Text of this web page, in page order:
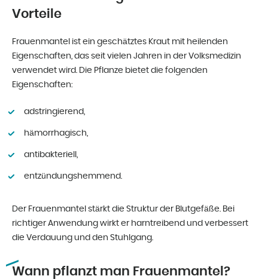
Vorteile
Frauenmantel ist ein geschätztes Kraut mit heilenden
Eigenschaften, das seit vielen Jahren in der Volksmedizin
verwendet wird. Die Pflanze bietet die folgenden
Eigenschaften:
adstringierend,
hämorrhagisch,
antibakteriell,
entzündungshemmend.
Der Frauenmantel stärkt die Struktur der Blutgefäße. Bei
richtiger Anwendung wirkt er harntreibend und verbessert
die Verdauung und den Stuhlgang.
Wann pflanzt man Frauenmantel?